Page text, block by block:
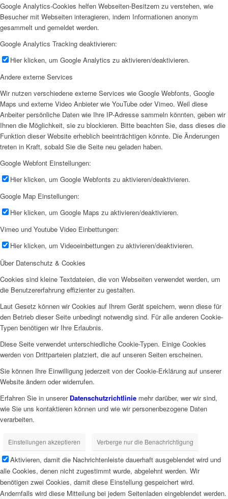
Google Analytics-Cookies helfen Webseiten-Besitzern zu verstehen, wie
Besucher mit Webseiten interagieren, indem Informationen anonym
gesammelt und gemeldet werden.
Google Analytics Tracking deaktivieren:
Hier klicken, um Google Analytics zu aktivieren/deaktivieren.
Andere externe Services
Wir nutzen verschiedene externe Services wie Google Webfonts, Google
Maps und externe Video Anbieter wie YouTube oder Vimeo. Weil diese
Anbeiter persönliche Daten wie Ihre IP-Adresse sammeln könnten, geben wir
Ihnen die Möglichkeit, sie zu blockieren. Bitte beachten Sie, dass dieses die
Funktion dieser Website erheblich beeinträchtigen könnte. Die Änderungen
treten in Kraft, sobald Sie die Seite neu geladen haben.
Google Webfont Einstellungen:
Hier klicken, um Google Webfonts zu aktivieren/deaktivieren.
Google Map Einstellungen:
Hier klicken, um Google Maps zu aktivieren/deaktivieren.
Vimeo und Youtube Video Einbettungen:
Hier klicken, um Videoeinbettungen zu aktivieren/deaktivieren.
Über Datenschutz & Cookies
Cookies sind kleine Textdateien, die von Webseiten verwendet werden, um
die Benutzererfahrung effizienter zu gestalten.
Laut Gesetz können wir Cookies auf Ihrem Gerät speichern, wenn diese für
den Betrieb dieser Seite unbedingt notwendig sind. Für alle anderen Cookie-
Typen benötigen wir Ihre Erlaubnis.
Diese Seite verwendet unterschiedliche Cookie-Typen. Einige Cookies
werden von Drittparteien platziert, die auf unseren Seiten erscheinen.
Sie können Ihre Einwilligung jederzeit von der Cookie-Erklärung auf unserer
Website ändern oder widerrufen.
Erfahren Sie in unserer Datenschutzrichtlinie mehr darüber, wer wir sind,
wie Sie uns kontaktieren können und wie wir personenbezogene Daten
verarbeiten.
Einstellungen akzeptieren Verberge nur die Benachrichtigung
Aktivieren, damit die Nachrichtenleiste dauerhaft ausgeblendet wird und
alle Cookies, denen nicht zugestimmt wurde, abgelehnt werden. Wir
benötigen zwei Cookies, damit diese Einstellung gespeichert wird.
Andernfalls wird diese Mitteilung bei jedem Seitenladen eingeblendet werden.